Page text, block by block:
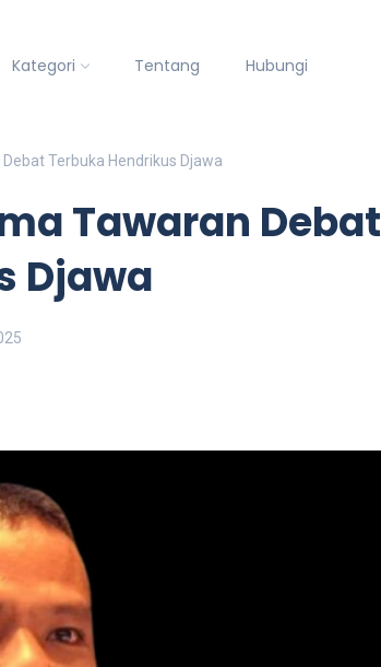
Kategori Tentang Hubungi
Terbuka Hendrikus Djawa
Tawaran Debat
Djawa